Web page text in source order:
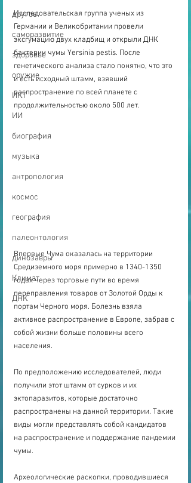
другое
саморазвитие
здоровье
оружие
ИКТ
ИИ
биография
музыка
антропология
космос
география
палеонтология
динозавры
Климат
ДНК
Исследовательская группа ученых из
Германии и Великобритании провели
эксгумацию двух кладбищ и открыли ДНК
бактерии чумы Yersinia pestis. После
генетического анализа стало понятно, что это
и есть исходный штамм, взявший
распространение по всей планете с
продолжительностью около 500 лет.
Впервые Чума оказалась на территории
Средиземного моря примерно в 1340-1350
годах через торговые пути во время
переправления товаров от Золотой Орды к
портам Черного моря. Болезнь взяла
активное распространение в Европе, забрав с
собой жизни больше половины всего
населения.
По предположению исследователей, люди
получили этот штамм от сурков и их
эктопаразитов, которые достаточно
распространены на данной территории. Такие
виды могли представлять собой кандидатов
на распространение и поддержание пандемии
чумы.
Археологические раскопки, проводившиеся